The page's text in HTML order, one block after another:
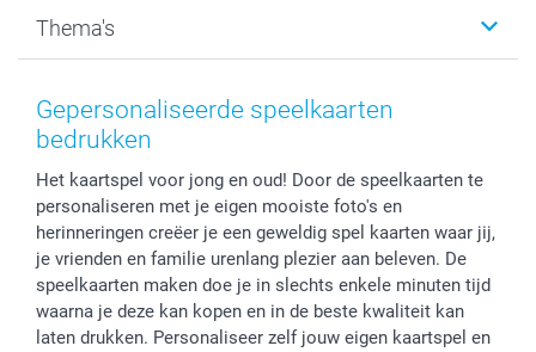
Kaarten
Bestelproces
Herroepingsrecht
Privacy
Reviews
Prijslijst
Investor Relations
Tevredenheidsgarantie
Mijn orderstatus
smartbonus
service@smartphoto.nl
Affiliate partnerprogramma
Partnerships
Influencer partnerprogramma
Thema's
Baby
Moederdag
Huwelijk
Gepersonaliseerde speelkaarten
bedrukken
Het kaartspel voor jong en oud! Door de speelkaarten te
personaliseren met je eigen mooiste foto's en
herinneringen creëer je een geweldig spel kaarten waar jij,
je vrienden en familie urenlang plezier aan beleven. De
speelkaarten maken doe je in slechts enkele minuten tijd
waarna je deze kan kopen en in de beste kwaliteit kan
laten drukken. Personaliseer zelf jouw eigen kaartspel en